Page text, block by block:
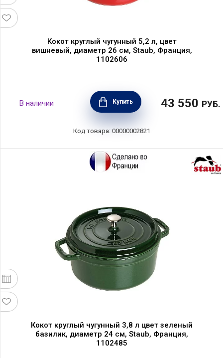
Кокот круглый чугунный 5,2 л, цвет
вишневый, диаметр 26 см, Staub, Франция,
1102606
В наличии Купить 43 550 РУБ.
Код товара: 00000002821
Кокот круглый чугунный 3,8 л цвет зеленый
базилик, диаметр 24 см, Staub, Франция,
1102485